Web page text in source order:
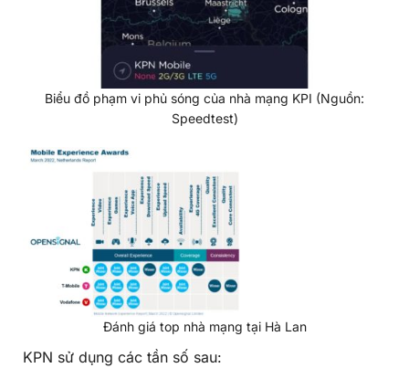
Biểu đồ phạm vi phủ sóng của nhà mạng KPI (Nguồn:
Speedtest)
Đánh giá top nhà mạng tại Hà Lan
KPN sử dụng các tần số sau: